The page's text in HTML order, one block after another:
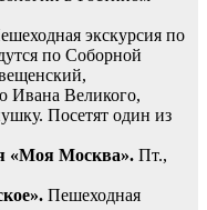
экскурсия по
по Соборной
Ивана Великого,
Посетят один из
«Моя Москва». Пт.,
Пешеходная